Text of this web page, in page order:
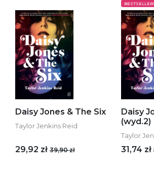
Daisy Jones & The Six
Taylor Jenkins Reid
29,92 zł 39,90 zł
Daisy
(wyd.2)
Taylor
31,74 zł